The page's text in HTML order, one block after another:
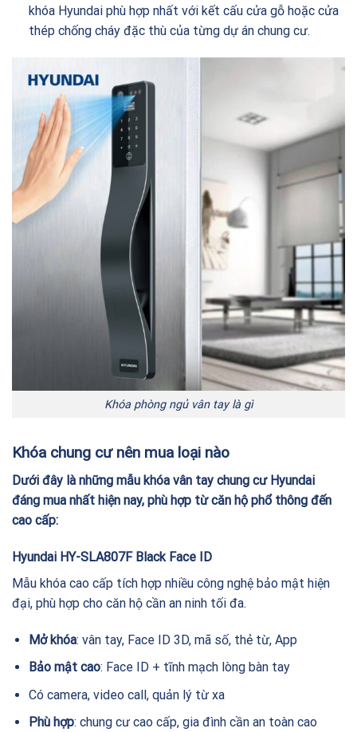
khóa Hyundai phù hợp nhất với kết cấu cửa gỗ hoặc cửa
thép chống cháy đặc thù của từng dự án chung cư.
Khóa phòng ngủ vân tay là gì
Khóa chung cư nên mua loại nào
Dưới đây là những mẫu khóa vân tay chung cư Hyundai
đáng mua nhất hiện nay, phù hợp từ căn hộ phổ thông đến
cao cấp:
Hyundai HY-SLA807F Black Face ID
Mẫu khóa cao cấp tích hợp nhiều công nghệ bảo mật hiện
đại, phù hợp cho căn hộ cần an ninh tối đa.
Mở khóa: vân tay, Face ID 3D, mã số, thẻ từ, App
Bảo mật cao: Face ID + tĩnh mạch lòng bàn tay
Có camera, video call, quản lý từ xa
Phù hợp: chung cư cao cấp, gia đình cần an toàn cao